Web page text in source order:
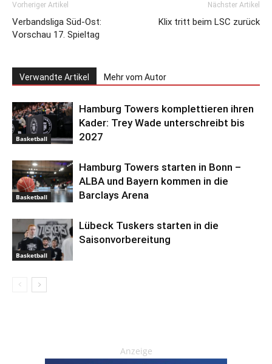
Vorheriger Artikel
Verbandsliga Süd-Ost:
Vorschau 17. Spieltag
Nächster Artikel
Klix tritt beim LSC zurück
Verwandte Artikel Mehr vom Autor
Basketball
Hamburg Towers komplettieren ihren
Kader: Trey Wade unterschreibt bis
2027
Basketball
Hamburg Towers starten in Bonn –
ALBA und Bayern kommen in die
Barclays Arena
Basketball
Lübeck Tuskers starten in die
Saisonvorbereitung
Anzeige